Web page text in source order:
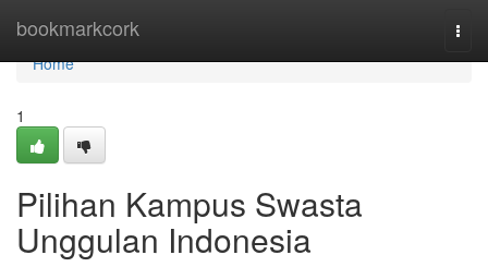
bookmarkcork
Home
Home
1
Pilihan Kampus Swasta
Unggulan Indonesia